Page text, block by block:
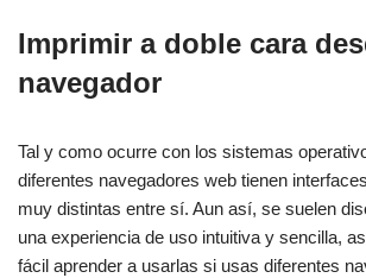
Imprimir a doble cara
navegador
Tal y como ocurre con los sistemas
diferentes navegadores web tienen
muy distintas entre sí. Aun así, se suelen
una experiencia de uso intuitiva y sencilla,
fácil aprender a usarlas si usas diferentes